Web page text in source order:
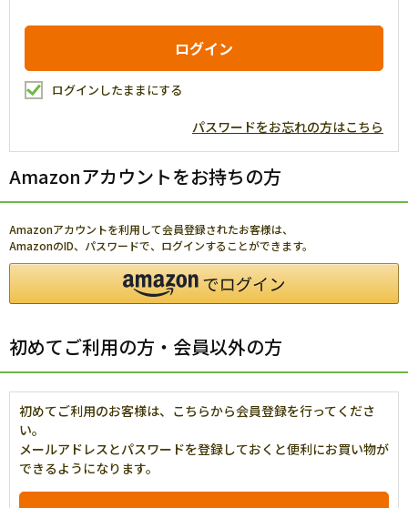
ログインしたままにする
パスワードをお忘れの方はこちら
Amazonアカウントをお持ちの方
Amazonアカウントを利用して会員登録されたお客様は、
AmazonのID、パスワードで、ログインすることができます。
初めてご利用の方・会員以外の方
初めてご利用のお客様は、こちらから会員登録を行ってくださ
い。
メールアドレスとパスワードを登録しておくと便利にお買い物が
できるようになります。